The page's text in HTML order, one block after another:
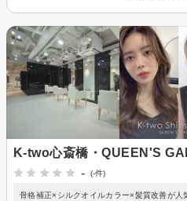
K-two心斎橋・QUEEN'S
-
(-件)
骨格補正×シルクオイルカラー×髪質改善が